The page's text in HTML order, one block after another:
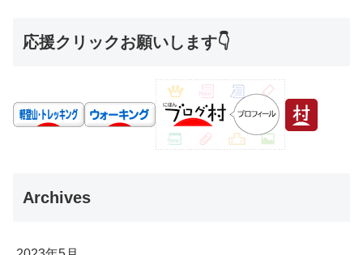
応援クリックお願いします👇
Archives